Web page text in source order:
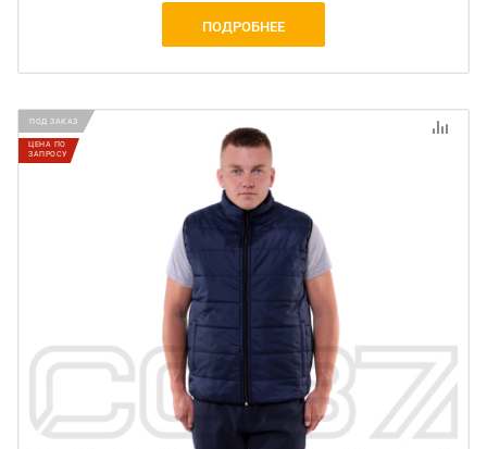
ПОДРОБНЕЕ
ПОД ЗАКАЗ
ЦЕНА ПО
ЗАПРОСУ